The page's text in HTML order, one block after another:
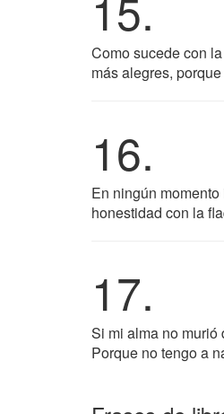
Como sucede con
más alegres,
16.
En ningún
honestidad con la
17.
Si mi alma no murió
Porque no tengo a